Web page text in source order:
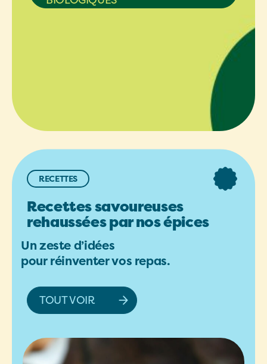
RECETTES
Recettes savoureuses
rehaussées par nos épices
Un zeste d’idées
pour réinventer vos repas.
TOUT VOIR